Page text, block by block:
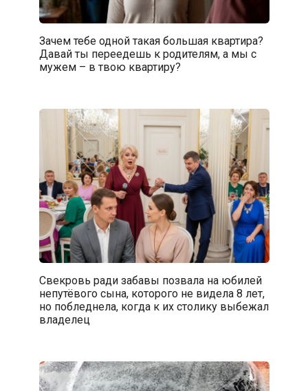
Зачем тебе одной такая большая квартира?
Давай ты переедешь к родителям, а мы с
мужем – в твою квартиру?
Свекровь ради забавы позвала на юбилей
непутёвого сына, которого не видела 8 лет,
но побледнела, когда к их столику выбежал
владелец